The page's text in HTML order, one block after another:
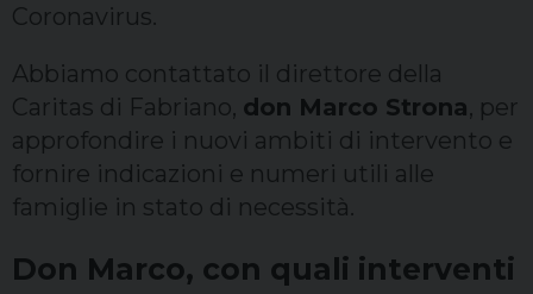
Coronavirus.
Abbiamo contattato il direttore della
Caritas di Fabriano, don Marco Strona, per
approfondire i nuovi ambiti di intervento e
fornire indicazioni e numeri utili alle
famiglie in stato di necessità.
Don Marco, con quali interventi